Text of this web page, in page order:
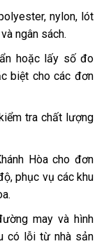
nylon, lót
ngân sách.
hoặc lấy số đo
biệt cho các đơn
tra chất lượng
Hòa cho đơn
phục vụ các khu
may và hình
có lỗi từ nhà sản